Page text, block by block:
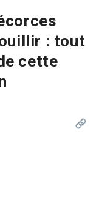
: tout
cette